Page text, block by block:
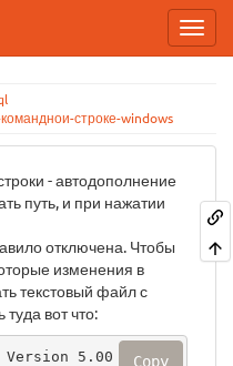
строке-windows
- автодополнение
путь, и при нажатии
отключена. Чтобы
изменения в
текстовый файл с
туда вот что:
Version 5.00 Copy